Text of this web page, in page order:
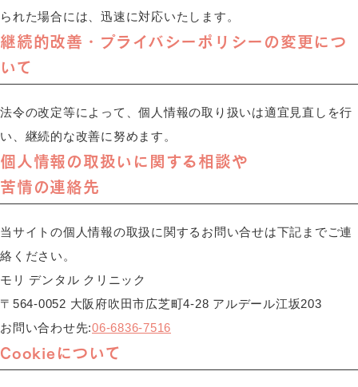
られた場合には、迅速に対応いたします。
継続的改善・プライバシーポリシーの変更につ
いて
法令の改定等によって、個人情報の取り扱いは適宜見直しを行
い、継続的な改善に努めます。
個人情報の取扱いに関する相談や
苦情の連絡先
当サイトの個人情報の取扱に関するお問い合せは下記までご連
絡ください。
モリ デンタル クリニック
〒564-0052 大阪府吹田市広芝町4-28 アルデール江坂203
お問い合わせ先:06-6836-7516
Cookieについて